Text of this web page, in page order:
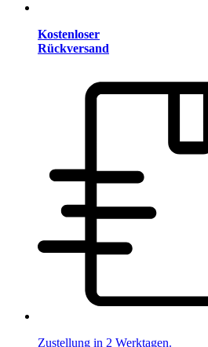
Kostenloser
Rückversand
Zustellung in 2 Werktagen.